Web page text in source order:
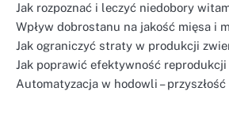
Jak rozpoznać i leczyć niedobory
Wpływ dobrostanu na jakość mięsa i
Jak ograniczyć straty w produkcji
Jak poprawić efektywność
Automatyzacja w hodowli –